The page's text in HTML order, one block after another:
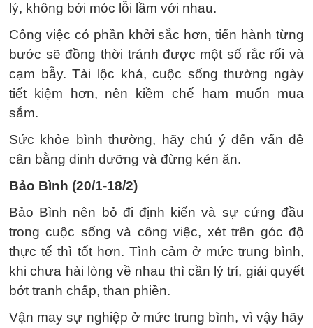
lý, không bới móc lỗi lầm với nhau.
Công việc có phần khởi sắc hơn, tiến hành từng
bước sẽ đồng thời tránh được một số rắc rối và
cạm bẫy. Tài lộc khá, cuộc sống thường ngày
tiết kiệm hơn, nên kiềm chế ham muốn mua
sắm.
Sức khỏe bình thường, hãy chú ý đến vấn đề
cân bằng dinh dưỡng và đừng kén ăn.
Bảo Bình (20/1-18/2)
Bảo Bình nên bỏ đi định kiến ​​và sự cứng đầu
trong cuộc sống và công việc, xét trên góc độ
thực tế thì tốt hơn. Tình cảm ở mức trung bình,
khi chưa hài lòng về nhau thì cần lý trí, giải quyết
bớt tranh chấp, than phiền.
Vận may sự nghiệp ở mức trung bình, vì vậy hãy